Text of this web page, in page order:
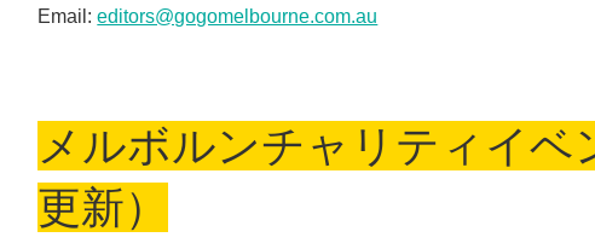
Email:editors@gogomelbourne.com.au
メルボルンチャリティイベ
更新）